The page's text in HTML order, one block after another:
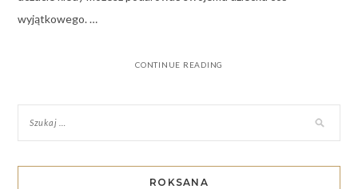
wyjątkowego. …
CONTINUE READING
ROKSANA